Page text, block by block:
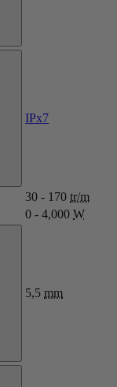
IPx7
30 - 170 tr/m
0 - 4,000 W
5,5 mm